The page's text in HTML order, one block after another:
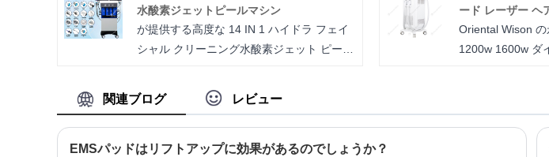
す。皮膚を保護し、皮膚の火傷を防ぎま
す。
されています。
水酸素ジェットピールマシン
が提供する高度な 14 IN 1 ハイドラ フェイ
シャル クリーニング水酸素ジェット ピール
より繊細な外観を促進するように設計され
ています。大きな泡の主なメカニズムには
負圧が含まれており、栄養分を皮膚の真皮
に効果的に届けます。この迅速な栄養補給
ード レーザー ヘ
Oriental Wison
1200w 1600w ダ
い皮膚の問題に
し、すべての治
関連ブログ レビュー
EMSパッドはリフトアップに効果があるのでしょうか？